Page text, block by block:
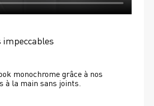
impeccables
monochrome grâce à nos
à la main sans joints.